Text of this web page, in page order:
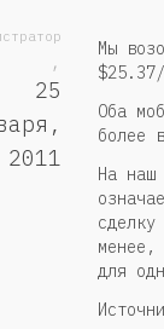
,
25
2011
Мы
Оба
более
На наш
менее,
для